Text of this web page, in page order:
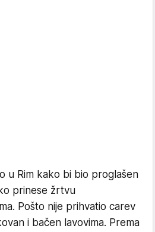
u Rim kako bi bio proglašen
prinese žrtvu
Pošto nije prihvatio carev
i bačen lavovima. Prema